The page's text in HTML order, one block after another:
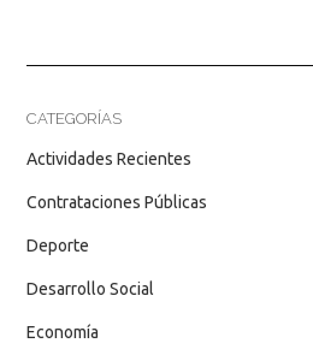
CATEGORÍAS
Actividades Recientes
Contrataciones Públicas
Deporte
Desarrollo Social
Economía